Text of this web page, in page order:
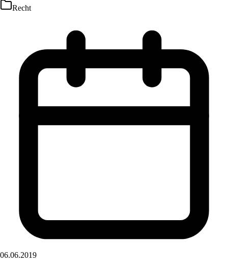
Recht
06.06.2019